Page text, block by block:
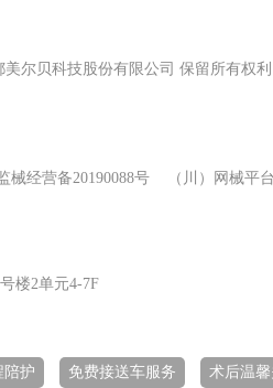
尔贝科技股份有限公司 保留所有权利
械经营备20190088号 （川）网械平
楼2单元4-7F
陪护 免费接送车服务 术后温